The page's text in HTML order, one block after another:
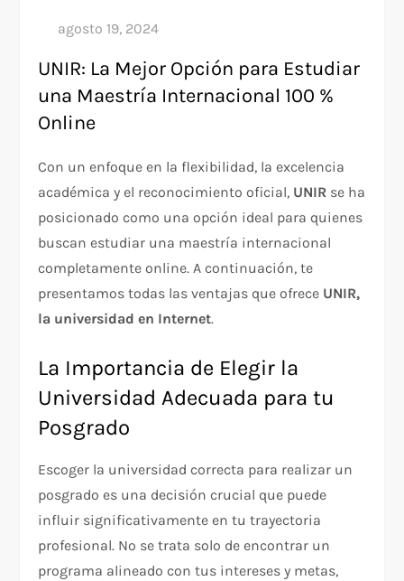
UNIR: La Mejor Opción para Estudiar
una Maestría Internacional 100 %
Online
Con un enfoque en la flexibilidad, la excelencia
académica y el reconocimiento oficial, UNIR se ha
posicionado como una opción ideal para quienes
buscan estudiar una maestría internacional
completamente online. A continuación, te
presentamos todas las ventajas que ofrece UNIR,
la universidad en Internet.
La Importancia de Elegir la
Universidad Adecuada para tu
Posgrado
Escoger la universidad correcta para realizar un
posgrado es una decisión crucial que puede
influir significativamente en tu trayectoria
profesional. No se trata solo de encontrar un
programa alineado con tus intereses y metas,